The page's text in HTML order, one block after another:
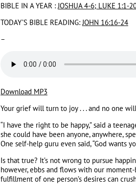
BIBLE IN A YEAR : JOSHUA 4-6; LUKE 1:1-
TODAY’S BIBLE READING: JOHN 16:16-24
–
Download MP3
Your grief will turn to joy . . . and no one
“I have the right to be happy,” said a
she could have been anyone, anywhere,
One self-help guru even said, “God wants
Is that true? It’s not wrong to pursue
however, ebbs and flows with our
fulfillment of one person’s desires can